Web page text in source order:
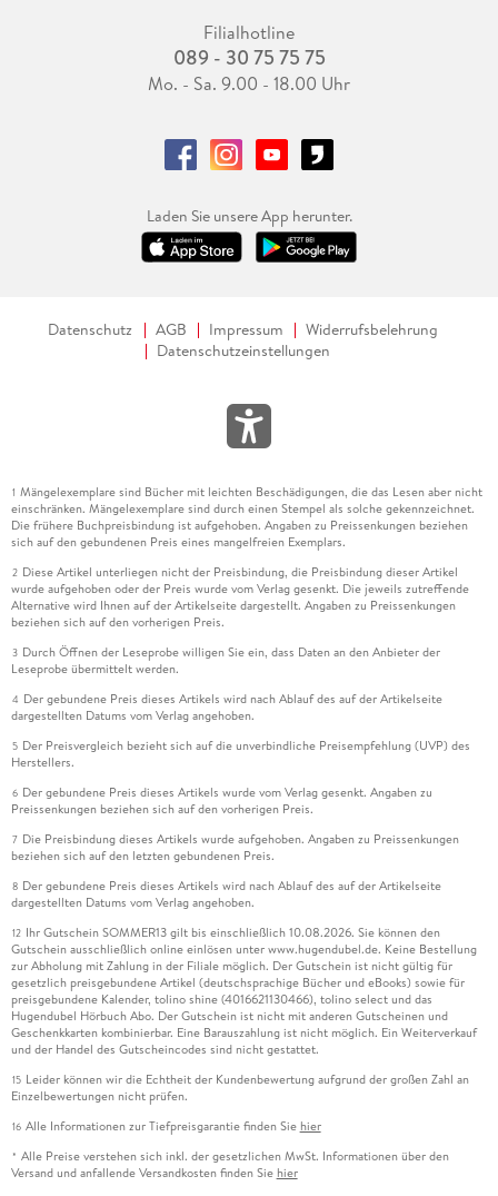
Filialhotline
089 - 30 75 75 75
Mo. - Sa. 9.00 - 18.00 Uhr
Laden Sie unsere App herunter.
Datenschutz AGB Impressum
Widerrufsbelehrung
Datenschutzeinstellungen
1 Mängelexemplare sind Bücher mit leichten Beschädigungen, die das Lesen aber nicht
einschränken. Mängelexemplare sind durch einen Stempel als solche gekennzeichnet.
Die frühere Buchpreisbindung ist aufgehoben. Angaben zu Preissenkungen beziehen
sich auf den gebundenen Preis eines mangelfreien Exemplars.
2 Diese Artikel unterliegen nicht der Preisbindung, die Preisbindung dieser Artikel
wurde aufgehoben oder der Preis wurde vom Verlag gesenkt. Die jeweils zutreffende
Alternative wird Ihnen auf der Artikelseite dargestellt. Angaben zu Preissenkungen
beziehen sich auf den vorherigen Preis.
3 Durch Öffnen der Leseprobe willigen Sie ein, dass Daten an den Anbieter der
Leseprobe übermittelt werden.
4 Der gebundene Preis dieses Artikels wird nach Ablauf des auf der Artikelseite
dargestellten Datums vom Verlag angehoben.
5 Der Preisvergleich bezieht sich auf die unverbindliche Preisempfehlung (UVP) des
Herstellers.
6 Der gebundene Preis dieses Artikels wurde vom Verlag gesenkt. Angaben zu
Preissenkungen beziehen sich auf den vorherigen Preis.
7 Die Preisbindung dieses Artikels wurde aufgehoben. Angaben zu Preissenkungen
beziehen sich auf den letzten gebundenen Preis.
8 Der gebundene Preis dieses Artikels wird nach Ablauf des auf der Artikelseite
dargestellten Datums vom Verlag angehoben.
12 Ihr Gutschein SOMMER13 gilt bis einschließlich 10.08.2026. Sie können den
Gutschein ausschließlich online einlösen unter www.hugendubel.de. Keine Bestellung
zur Abholung mit Zahlung in der Filiale möglich. Der Gutschein ist nicht gültig für
gesetzlich preisgebundene Artikel (deutschsprachige Bücher und eBooks) sowie für
preisgebundene Kalender, tolino shine (4016621130466), tolino select und das
Hugendubel Hörbuch Abo. Der Gutschein ist nicht mit anderen Gutscheinen und
Geschenkkarten kombinierbar. Eine Barauszahlung ist nicht möglich. Ein Weiterverkauf
und der Handel des Gutscheincodes sind nicht gestattet.
15 Leider können wir die Echtheit der Kundenbewertung aufgrund der großen Zahl an
Einzelbewertungen nicht prüfen.
16 Alle Informationen zur Tiefpreisgarantie finden Sie hier
* Alle Preise verstehen sich inkl. der gesetzlichen MwSt. Informationen über den
Versand und anfallende Versandkosten finden Sie hier